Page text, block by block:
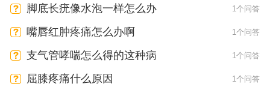
脚底长疣像水泡一样怎么办 1个问答
嘴唇红肿疼痛怎么办啊 1个问答
支气管哮喘怎么得的这种病 1个问答
屈膝疼痛什么原因 1个问答